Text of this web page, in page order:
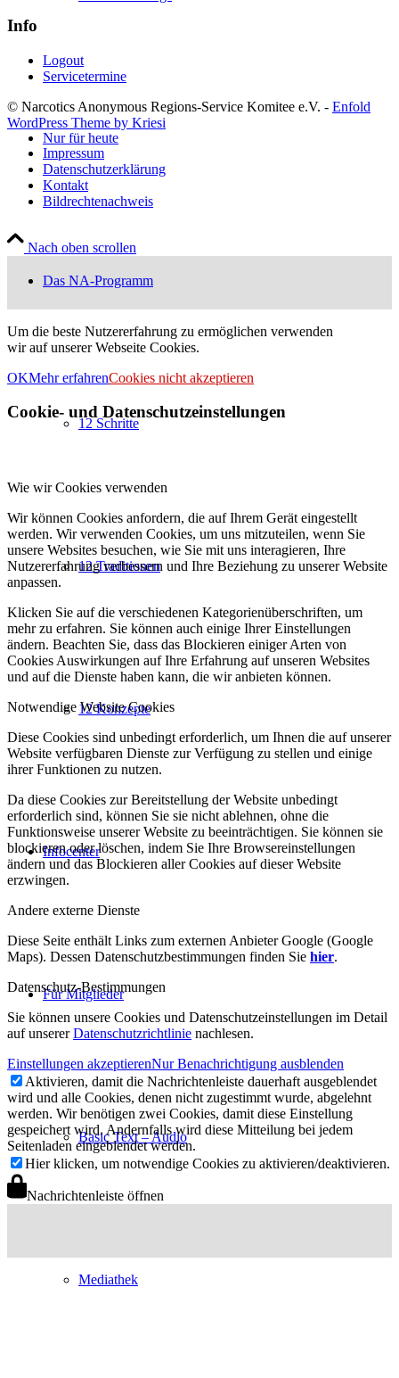
Nur für heute
Das NA-Programm
12 Schritte
12 Traditionen
12 Konzepte
Infocenter
Für Mitglieder
Basic Text – Audio
Mediathek
Info
Logout
Servicetermine
© Narcotics Anonymous Regions-Service Komitee e.V. - Enfold
WordPress Theme by Kriesi
Impressum
Datenschutzerklärung
Kontakt
Bildrechtenachweis
Nach oben scrollen
Um die beste Nutzererfahrung zu ermöglichen verwenden
wir auf unserer Webseite Cookies.
OKMehr erfahrenCookies nicht akzeptieren
Cookie- und Datenschutzeinstellungen
Wie wir Cookies verwenden
Wir können Cookies anfordern, die auf Ihrem Gerät eingestellt
werden. Wir verwenden Cookies, um uns mitzuteilen, wenn Sie
unsere Websites besuchen, wie Sie mit uns interagieren, Ihre
Nutzererfahrung verbessern und Ihre Beziehung zu unserer Website
anpassen.
Klicken Sie auf die verschiedenen Kategorienüberschriften, um
mehr zu erfahren. Sie können auch einige Ihrer Einstellungen
ändern. Beachten Sie, dass das Blockieren einiger Arten von
Cookies Auswirkungen auf Ihre Erfahrung auf unseren Websites
und auf die Dienste haben kann, die wir anbieten können.
Notwendige Website Cookies
Diese Cookies sind unbedingt erforderlich, um Ihnen die auf unserer
Website verfügbaren Dienste zur Verfügung zu stellen und einige
ihrer Funktionen zu nutzen.
Da diese Cookies zur Bereitstellung der Website unbedingt
erforderlich sind, können Sie sie nicht ablehnen, ohne die
Funktionsweise unserer Website zu beeinträchtigen. Sie können sie
blockieren oder löschen, indem Sie Ihre Browsereinstellungen
ändern und das Blockieren aller Cookies auf dieser Website
erzwingen.
Andere externe Dienste
Diese Seite enthält Links zum externen Anbieter Google (Google
Maps). Dessen Datenschutzbestimmungen finden Sie hier.
Datenschutz-Bestimmungen
Sie können unsere Cookies und Datenschutzeinstellungen im Detail
auf unsererDatenschutzrichtlinie nachlesen.
Einstellungen akzeptierenNur Benachrichtigung ausblenden
Aktivieren, damit die Nachrichtenleiste dauerhaft ausgeblendet
wird und alle Cookies, denen nicht zugestimmt wurde, abgelehnt
werden. Wir benötigen zwei Cookies, damit diese Einstellung
gespeichert wird. Andernfalls wird diese Mitteilung bei jedem
Seitenladen eingeblendet werden.
Hier klicken, um notwendige Cookies zu aktivieren/deaktivieren.
Nachrichtenleiste öffnen